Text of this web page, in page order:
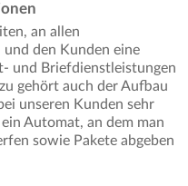
an allen
den Kunden eine
und Briefdienstleistungen
gehört auch der Aufbau
unseren Kunden sehr
Automat, an dem man
sowie Pakete abgeben